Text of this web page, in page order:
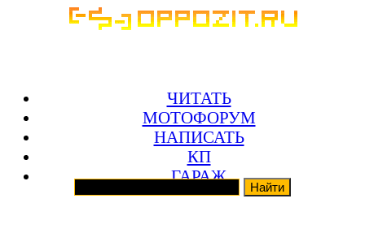
ЧИТАТЬ
МОТОФОРУМ
НАПИСАТЬ
КП
ГАРАЖ